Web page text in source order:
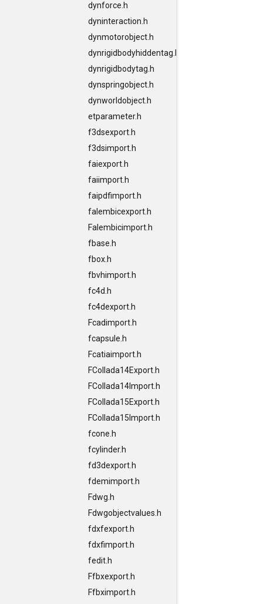
dynforce.h
dyninteraction.h
dynmotorobject.h
dynrigidbodyhiddentag.h
dynrigidbodytag.h
dynspringobject.h
dynworldobject.h
etparameter.h
f3dsexport.h
f3dsimport.h
faiexport.h
faiimport.h
faipdfimport.h
falembicexport.h
Falembicimport.h
fbase.h
fbox.h
fbvhimport.h
fc4d.h
fc4dexport.h
Fcadimport.h
fcapsule.h
Fcatiaimport.h
FCollada14Export.h
FCollada14Import.h
FCollada15Export.h
FCollada15Import.h
fcone.h
fcylinder.h
fd3dexport.h
fdemimport.h
Fdwg.h
Fdwgobjectvalues.h
fdxfexport.h
fdxfimport.h
fedit.h
Ffbxexport.h
Ffbximport.h